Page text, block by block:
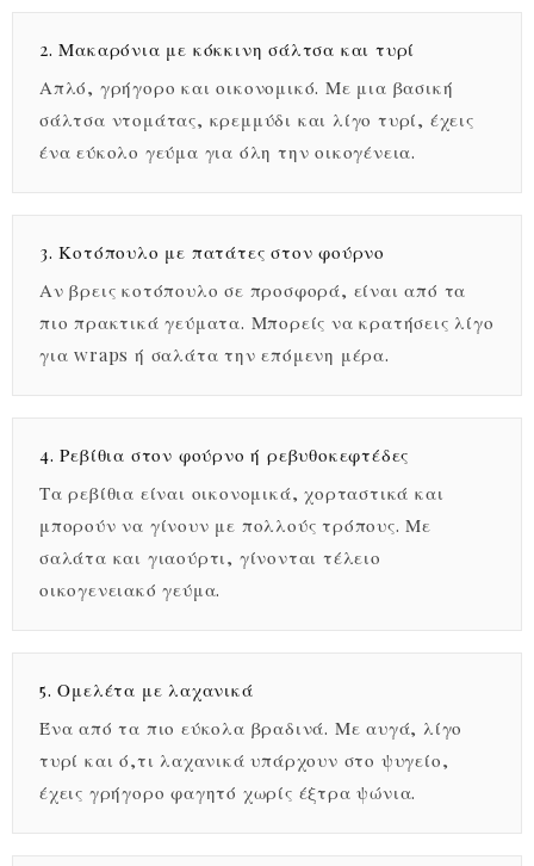
2. Μακαρόνια με κόκκινη σάλτσα και τυρί
Απλό, γρήγορο και οικονομικό. Με μια βασική
σάλτσα ντομάτας, κρεμμύδι και λίγο τυρί, έχεις
ένα εύκολο γεύμα για όλη την οικογένεια.
3. Κοτόπουλο με πατάτες στον φούρνο
Αν βρεις κοτόπουλο σε προσφορά, είναι από τα
πιο πρακτικά γεύματα. Μπορείς να κρατήσεις λίγο
για wraps ή σαλάτα την επόμενη μέρα.
4. Ρεβίθια στον φούρνο ή ρεβυθοκεφτέδες
Τα ρεβίθια είναι οικονομικά, χορταστικά και
μπορούν να γίνουν με πολλούς τρόπους. Με
σαλάτα και γιαούρτι, γίνονται τέλειο
οικογενειακό γεύμα.
5. Ομελέτα με λαχανικά
Ένα από τα πιο εύκολα βραδινά. Με αυγά, λίγο
τυρί και ό,τι λαχανικά υπάρχουν στο ψυγείο,
έχεις γρήγορο φαγητό χωρίς έξτρα ψώνια.